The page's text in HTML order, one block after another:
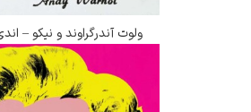
ولوت آندرگراوند و نیکو –